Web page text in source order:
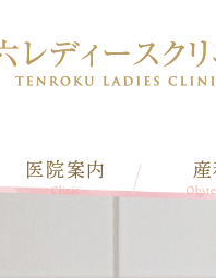
医院案内
Clinic